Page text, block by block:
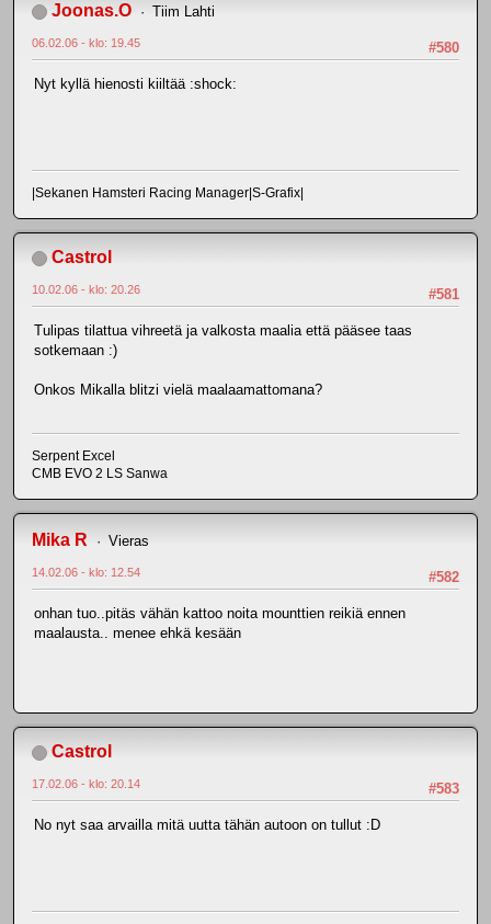
Joonas.O Tiim Lahti
#580
06.02.06 - klo: 19.45
Nyt kyllä hienosti kiiltää :shock:
|Sekanen Hamsteri Racing Manager|S-Grafix|
Castrol
#581
10.02.06 - klo: 20.26
Tulipas tilattua vihreetä ja valkosta maalia että pääsee taas
sotkemaan :)
Onkos Mikalla blitzi vielä maalaamattomana?
Serpent Excel
CMB EVO 2 LS Sanwa
Mika R Vieras
#582
14.02.06 - klo: 12.54
onhan tuo..pitäs vähän kattoo noita mounttien reikiä ennen
maalausta.. menee ehkä kesään
Castrol
#583
17.02.06 - klo: 20.14
No nyt saa arvailla mitä uutta tähän autoon on tullut :D